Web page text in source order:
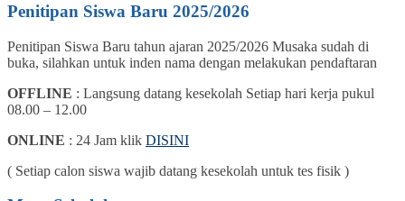
Penitipan Siswa Baru 2025/2026
Penitipan Siswa Baru tahun ajaran 2025/2026 Musaka sudah di
buka, silahkan untuk inden nama dengan melakukan pendaftaran
OFFLINE : Langsung datang kesekolah Setiap hari kerja pukul
08.00 – 12.00
ONLINE : 24 Jam klik DISINI
( Setiap calon siswa wajib datang kesekolah untuk tes fisik )